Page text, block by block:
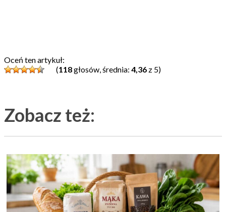
Oceń ten artykuł:
(118głosów, średnia: 4,36 z 5)
Zobacz też: